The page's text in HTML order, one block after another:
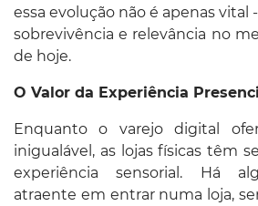
essa evolução não é apenas vital
sobrevivência e relevância no
de hoje.
O Valor da Experiência
Enquanto o varejo digital
inigualável, as lojas físicas têm
experiência sensorial. Há
atraente em entrar numa loja,